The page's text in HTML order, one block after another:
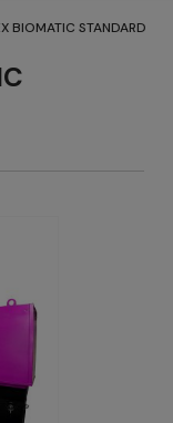
BIOMATIC STANDARD